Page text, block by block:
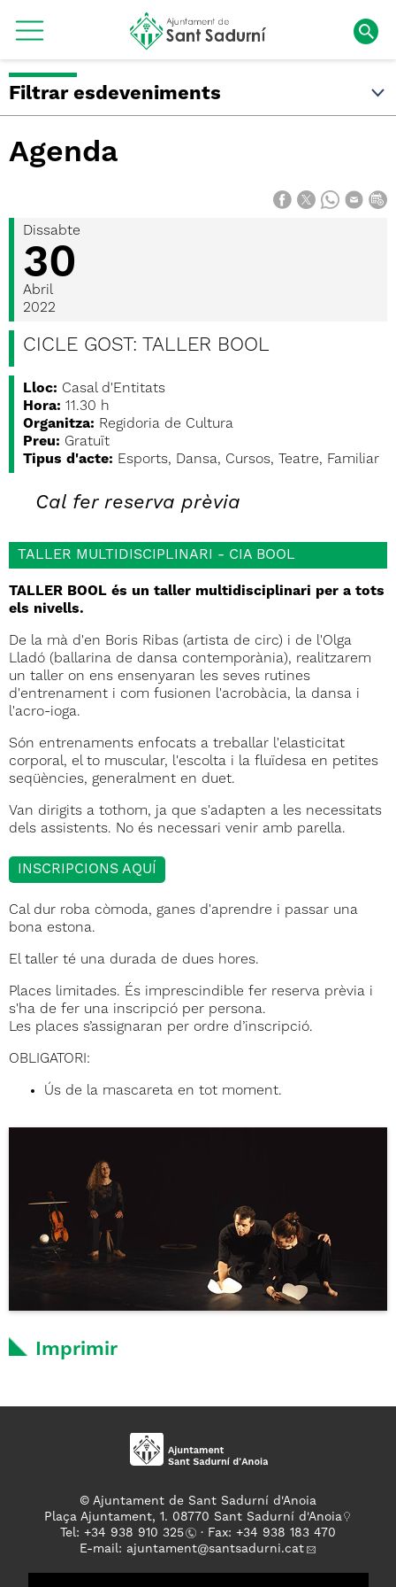
Filtrar esdeveniments
Agenda
Dissabte
30
Abril
2022
CICLE GOST: TALLER BOOL
Lloc: Casal d'Entitats
Hora: 11.30 h
Organitza: Regidoria de Cultura
Preu: Gratuït
Tipus d'acte: Esports, Dansa, Cursos, Teatre, Familiar
Cal fer reserva prèvia
TALLER MULTIDISCIPLINARI - CIA BOOL
TALLER BOOL és un taller multidisciplinari per a tots
els nivells.
De la mà d'en Boris Ribas (artista de circ) i de l'Olga
Lladó (ballarina de dansa contemporània), realitzarem
un taller on ens ensenyaran les seves rutines
d'entrenament i com fusionen l'acrobàcia, la dansa i
l'acro-ioga.
Són entrenaments enfocats a treballar l'elasticitat
corporal, el to muscular, l'escolta i la fluïdesa en petites
seqüències, generalment en duet.
Van dirigits a tothom, ja que s'adapten a les necessitats
dels assistents. No és necessari venir amb parella.
INSCRIPCIONS AQUÍ
Cal dur roba còmoda, ganes d'aprendre i passar una
bona estona.
El taller té una durada de dues hores.
Places limitades. És imprescindible fer reserva prèvia i
s'ha de fer una inscripció per persona.
Les places s’assignaran per ordre d’inscripció.
OBLIGATORI:
Ús de la mascareta en tot moment.
Imprimir
© Ajuntament de Sant Sadurní d'Anoia
Plaça Ajuntament, 1. 08770 Sant Sadurní d'Anoia
Tel: +34 938 910 325
· Fax: +34 938 183 470
E-mail: ajuntament@santsadurni.cat